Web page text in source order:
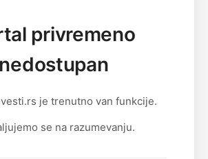
privremeno
nedostupan
je trenutno van funkcije.
se na razumevanju.